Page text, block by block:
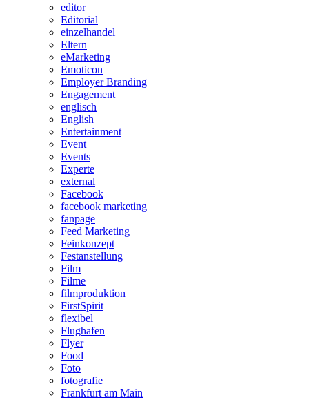
editor
Editorial
einzelhandel
Eltern
eMarketing
Emoticon
Employer Branding
Engagement
englisch
English
Entertainment
Event
Events
Experte
external
Facebook
facebook marketing
fanpage
Feed Marketing
Feinkonzept
Festanstellung
Film
Filme
filmproduktion
FirstSpirit
flexibel
Flughafen
Flyer
Food
Foto
fotografie
Frankfurt am Main